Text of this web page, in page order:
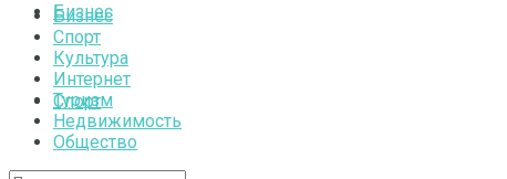
Бизнес
Спорт
Бизнес
Спорт
Культура
Интернет
Туризм
Недвижимость
Общество